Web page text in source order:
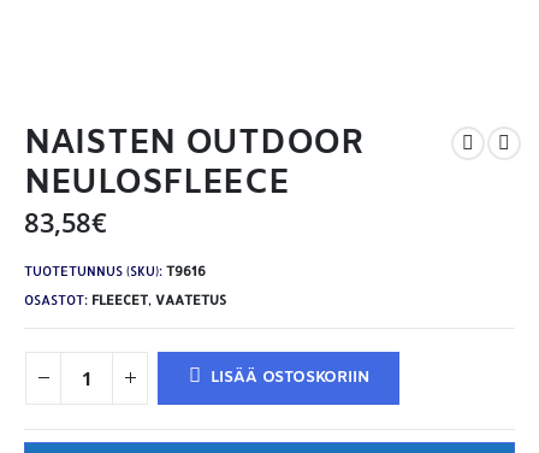
NAISTEN OUTDOOR
NEULOSFLEECE
83,58€
TUOTETUNNUS (SKU): T9616
OSASTOT: FLEECET, VAATETUS
LISÄÄ OSTOSKORIIN